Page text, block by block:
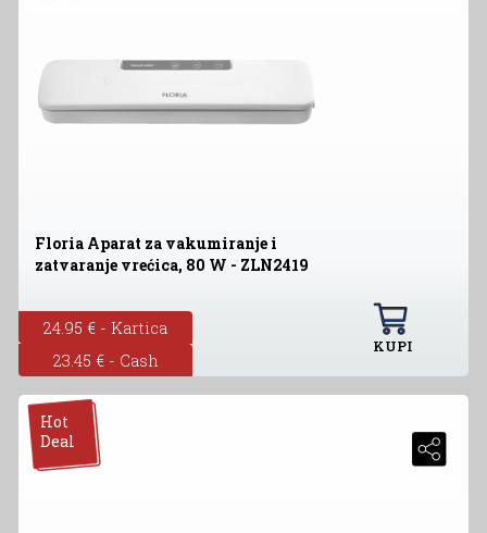
Floria Aparat za vakumiranje i
zatvaranje vrećica, 80 W - ZLN2419
24.95 € - Kartica
23.45 € - Cash
KUPI
Hot
Deal